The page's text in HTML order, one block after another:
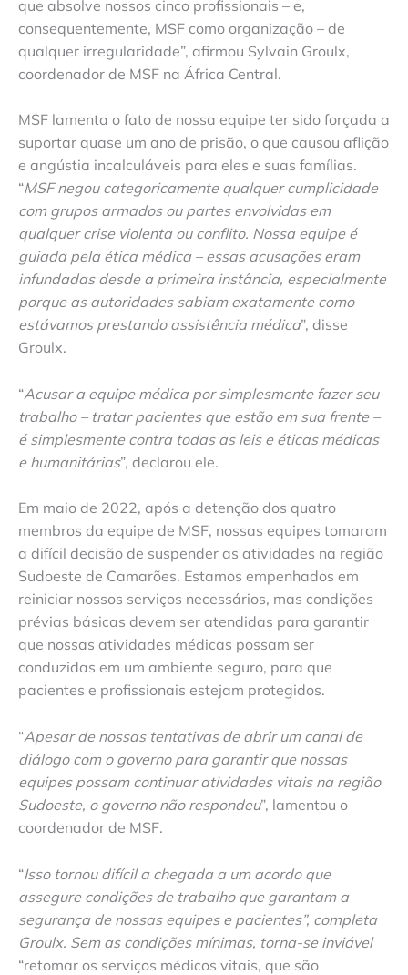
que absolve nossos cinco profissionais – e,
consequentemente, MSF como organização – de
qualquer irregularidade”, afirmou Sylvain Groulx,
coordenador de MSF na África Central.
MSF lamenta o fato de nossa equipe ter sido forçada a
suportar quase um ano de prisão, o que causou aflição
e angústia incalculáveis para eles e suas famílias.
“MSF negou categoricamente qualquer cumplicidade
com grupos armados ou partes envolvidas em
qualquer crise violenta ou conflito. Nossa equipe é
guiada pela ética médica – essas acusações eram
infundadas desde a primeira instância, especialmente
porque as autoridades sabiam exatamente como
estávamos prestando assistência médica”, disse
Groulx.
“Acusar a equipe médica por simplesmente fazer seu
trabalho – tratar pacientes que estão em sua frente –
é simplesmente contra todas as leis e éticas médicas
e humanitárias”, declarou ele.
Em maio de 2022, após a detenção dos quatro
membros da equipe de MSF, nossas equipes tomaram
a difícil decisão de suspender as atividades na região
Sudoeste de Camarões. Estamos empenhados em
reiniciar nossos serviços necessários, mas condições
prévias básicas devem ser atendidas para garantir
que nossas atividades médicas possam ser
conduzidas em um ambiente seguro, para que
pacientes e profissionais estejam protegidos.
“Apesar de nossas tentativas de abrir um canal de
diálogo com o governo para garantir que nossas
equipes possam continuar atividades vitais na região
Sudoeste, o governo não respondeu”, lamentou o
coordenador de MSF.
“Isso tornou difícil a chegada a um acordo que
assegure condições de trabalho que garantam a
segurança de nossas equipes e pacientes”, completa
Groulx. Sem as condições mínimas, torna-se inviável
“retomar os serviços médicos vitais, que são